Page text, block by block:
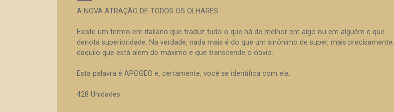
A NOVA ATRAÇÃO DE TODOS OS OLHARES.
Existe um termo em italiano que traduz tudo o que há de melhor em algo ou em alguém e que
denota superioridade. Na verdade, nada mais é do que um sinônimo de super, mais precisamente,
daquilo que está além do máximo e que transcende o óbvio.
Esta palavra é APOGEO e, certamente, você se identifica com ela.
428 Unidades.